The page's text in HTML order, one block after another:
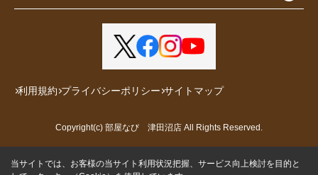
利用規約 プライバシーポリシー サイトマップ
Copyright(c) 部屋なび 津田沼店 All Rights Reserved.
当サイトでは、お客様の当サイト利用状況把握、サービス向上検討を目的と